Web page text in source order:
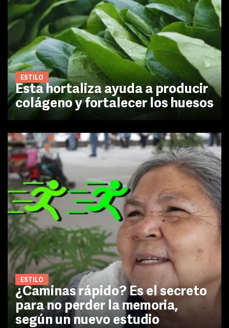
ESTILO
Esta hortaliza ayuda a producir
colágeno y fortalecer los huesos
ESTILO
¿Caminas rápido? Es el secreto
para no perder la memoria,
según un nuevo estudio